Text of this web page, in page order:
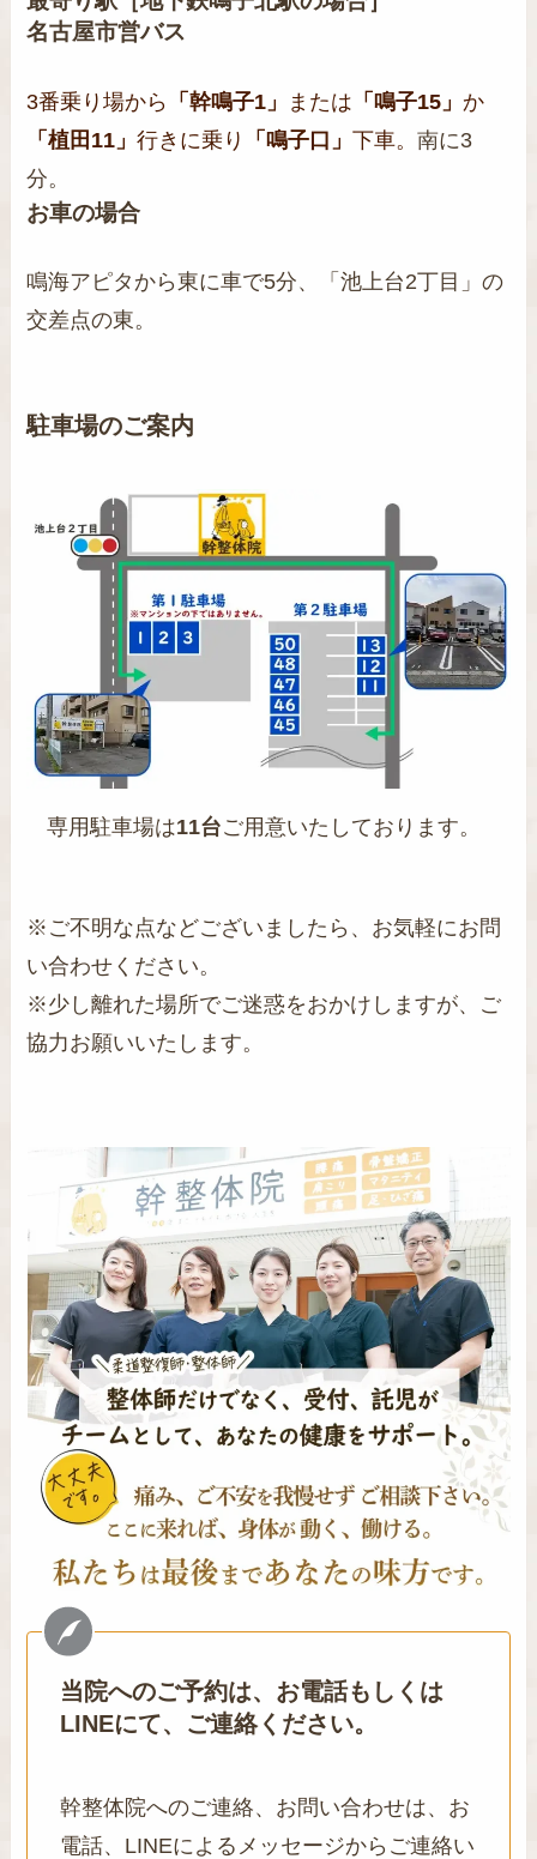
名古屋市営バス
3番乗り場から 「幹鳴子1」 または 「鳴子15」か
「植田11」行きに乗り 「鳴子口」下車。南に3
分。
お車の場合
鳴海アピタから東に車で5分、「池上台2丁目」の
交差点の東。
駐車場のご案内
専用駐車場は11台ご用意いたしております。
※ご不明な点などございましたら、お気軽にお問
い合わせください。
※少し離れた場所でご迷惑をおかけしますが、ご
協力お願いいたします。
当院へのご予約は、お電話もしくは
LINEにて、ご連絡ください。
幹整体院へのご連絡、お問い合わせは、お
電話、LINEによるメッセージからご連絡い